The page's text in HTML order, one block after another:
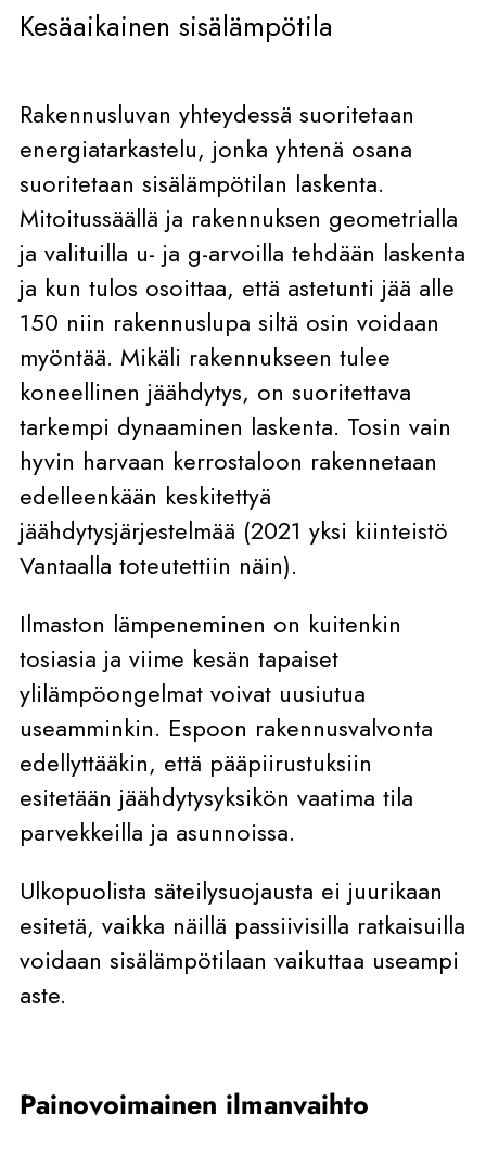
Kesäaikainen sisälämpötila
Rakennusluvan yhteydessä suoritetaan
energiatarkastelu, jonka yhtenä osana
suoritetaan sisälämpötilan laskenta.
Mitoitussäällä ja rakennuksen geometrialla
ja valituilla u- ja g-arvoilla tehdään laskenta
ja kun tulos osoittaa, että astetunti jää alle
150 niin rakennuslupa siltä osin voidaan
myöntää. Mikäli rakennukseen tulee
koneellinen jäähdytys, on suoritettava
tarkempi dynaaminen laskenta. Tosin vain
hyvin harvaan kerrostaloon rakennetaan
edelleenkään keskitettyä
jäähdytysjärjestelmää (2021 yksi kiinteistö
Vantaalla toteutettiin näin).
Ilmaston lämpeneminen on kuitenkin
tosiasia ja viime kesän tapaiset
ylilämpöongelmat voivat uusiutua
useamminkin. Espoon rakennusvalvonta
edellyttääkin, että pääpiirustuksiin
esitetään jäähdytysyksikön vaatima tila
parvekkeilla ja asunnoissa.
Ulkopuolista säteilysuojausta ei juurikaan
esitetä, vaikka näillä passiivisilla ratkaisuilla
voidaan sisälämpötilaan vaikuttaa useampi
aste.
Painovoimainen ilmanvaihto